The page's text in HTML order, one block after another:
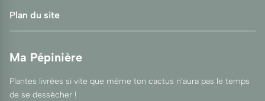
Plan du site
Ma Pépinière
Plantes livrées si vite que même ton cactus n’aura pas le temps
de se dessécher !